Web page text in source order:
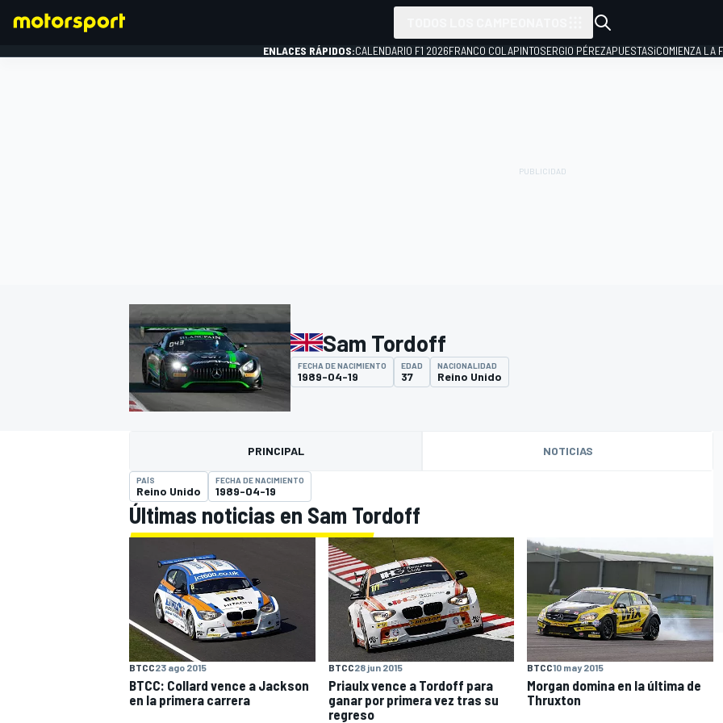
INDYCAR
MOTOGP
ENLACES RÁPIDOS:CALENDARIO F1 2026FRANCO COLAPINTOSERGIO PÉREZAPUESTAS¡COMIENZA LA
Sam Tordoff
FECHA DE NACIMIENTO
1989-04-19
EDAD
37
NACIONALIDAD
Reino Unido
PRINCIPAL NOTICIAS
PAÍS
Reino Unido
FECHA DE NACIMIENTO
1989-04-19
Últimas noticias en Sam Tordoff
BTCC23 ago 2015
BTCC: Collard vence a Jackson
en la primera carrera
BTCC28 jun 2015
Priaulx vence a Tordoff para
ganar por primera vez tras su
regreso
BTCC10 may 2015
Morgan domina en la última de
Thruxton